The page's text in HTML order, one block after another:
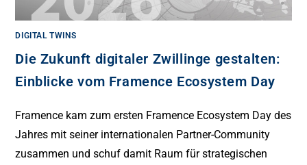
DIGITAL TWINS
Die Zukunft digitaler Zwillinge gestalten:
Einblicke vom Framence Ecosystem Day
Framence kam zum ersten Framence Ecosystem Day des
Jahres mit seiner internationalen Partner-Community
zusammen und schuf damit Raum für strategischen